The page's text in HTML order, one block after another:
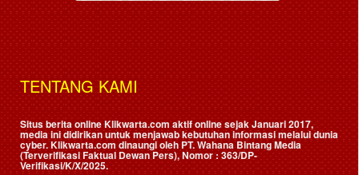
TENTANG KAMI
Situs berita online Klikwarta.com aktif online sejak Januari 2017,
media ini didirikan untuk menjawab kebutuhan informasi melalui dunia
cyber. Klikwarta.com dinaungi oleh PT. Wahana Bintang Media
(Terverifikasi Faktual Dewan Pers), Nomor : 363/DP-
Verifikasi/K/X/2025.